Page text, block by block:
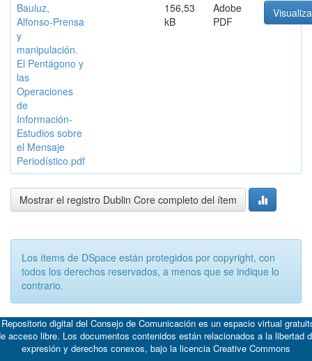
Bauluz,
Alfonso-Prensa
y
manipulación.
El Pentágono y
las
Operaciones
de
Información-
Estudios sobre
el Mensaje
Periodístico.pdf
156,53
kB
Adobe
PDF
Mostrar el registro Dublin Core completo del ítem
Los ítems de DSpace están protegidos por copyright, con
todos los derechos reservados, a menos que se indique lo
contrario.
digital del Consejo de Comunicación es un espacio virtual
acceso libre. Los documentos contenidos están relacionados a la libertad
expresión y derechos conexos, bajo la licencia Creative Commons